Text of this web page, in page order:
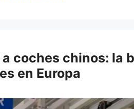
coches chinos: la
en Europa